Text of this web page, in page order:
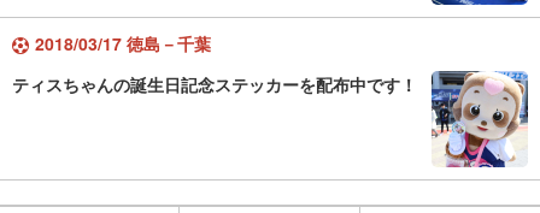
2018/03/17 徳島－千葉
ティスちゃんの誕生日記念ステッカーを配布中です！